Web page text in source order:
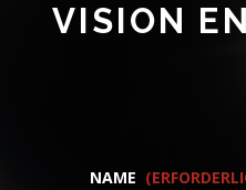
VISION
NAME